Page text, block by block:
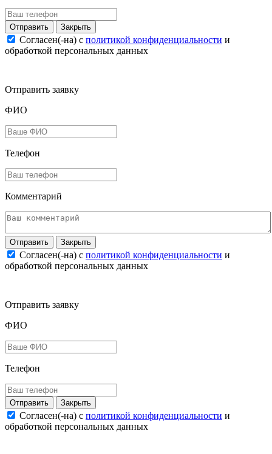
Закрыть
Согласен(-на) c политикой конфиденциальности и
обработкой персональных данных
Отправить заявку
ФИО
Телефон
Комментарий
Закрыть
Согласен(-на) c политикой конфиденциальности и
обработкой персональных данных
Отправить заявку
ФИО
Телефон
Закрыть
Согласен(-на) c политикой конфиденциальности и
обработкой персональных данных